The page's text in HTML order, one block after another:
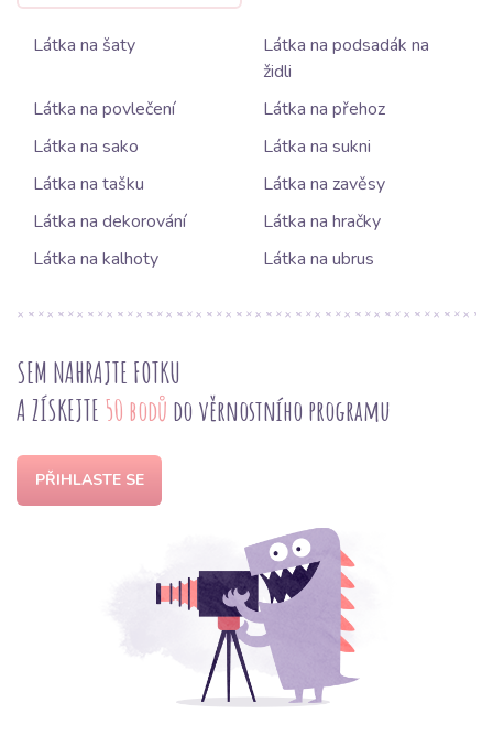
Látka na šaty
Látka na podsadák na
židli
Látka na povlečení
Látka na přehoz
Látka na sako
Látka na sukni
Látka na tašku
Látka na zavěsy
Látka na dekorování
Látka na hračky
Látka na kalhoty
Látka na ubrus
SEM NAHRAJTE FOTKU
A ZÍSKEJTE 50 bodů do věrnostního programu
PŘIHLASTE SE